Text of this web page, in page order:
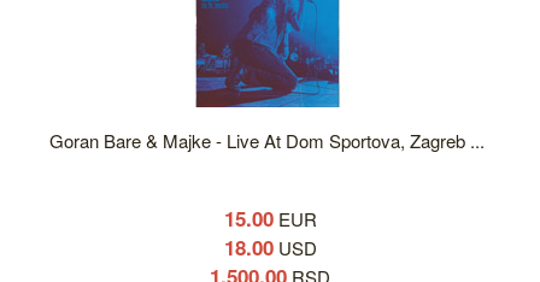
Goran Bare & Majke - Live At Dom Sportova, Zagreb ...
15.00EUR
18.00USD